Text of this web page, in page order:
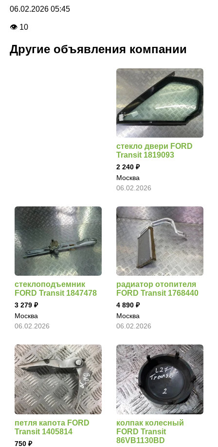
06.02.2026 05:45
👁 10
Другие объявления компании
стекло двери FORD
Transit 1819093
2 240
Москва
06.02.2026
стеклоподъемник
FORD Transit 1847478
3 279
Москва
06.02.2026
радиатор отопителя
FORD Transit 1768440
4 890
Москва
06.02.2026
петля капота FORD
Transit 1405814
750
колпак колесный
FORD Transit
86VB1130BD